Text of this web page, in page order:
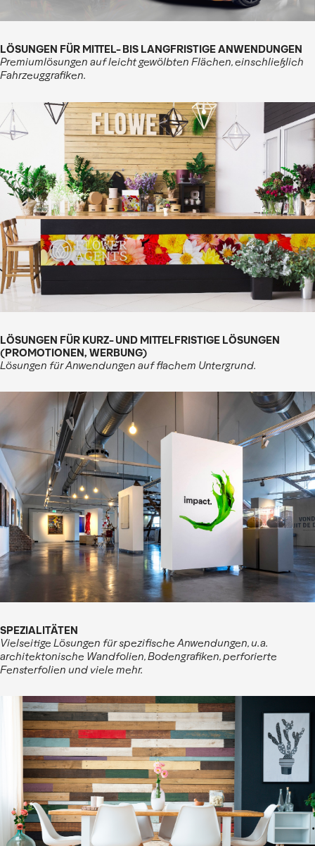
LÖSUNGEN FÜR MITTEL- BIS LANGFRISTIGE ANWENDUNGEN
Premiumlösungen auf leicht gewölbten Flächen, einschließlich
Fahrzeuggrafiken.
LÖSUNGEN FÜR KURZ- UND MITTELFRISTIGE LÖSUNGEN
(PROMOTIONEN, WERBUNG)
Lösungen für Anwendungen auf flachem Untergrund.
SPEZIALITÄTEN
Vielseitige Lösungen für spezifische Anwendungen, u.a.
architektonische Wandfolien, Bodengrafiken, perforierte
Fensterfolien und viele mehr.